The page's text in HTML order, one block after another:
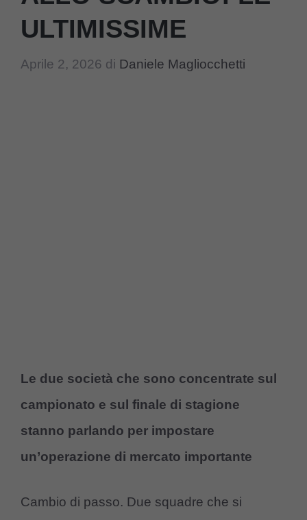
ULTIMISSIME
Aprile 2, 2026 di Daniele Magliocchetti
Le due società che sono concentrate sul
campionato e sul finale di stagione
stanno parlando per impostare
un’operazione di mercato importante
Cambio di passo. Due squadre che si